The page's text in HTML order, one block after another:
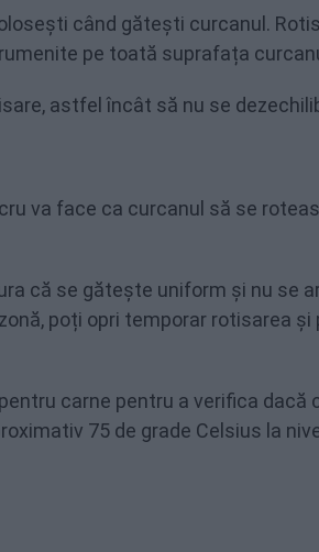
când gătești curcanul.
pe toată suprafața
astfel încât să nu se
va face ca curcanul să se
că se gătește uniform și nu se
poți opri temporar rotisarea și
carne pentru a verifica dacă
75 de grade Celsius la